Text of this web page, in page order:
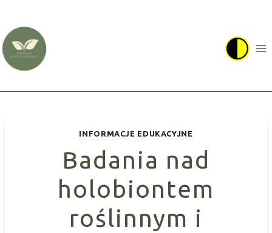
treści
INFORMACJE EDUKACYJNE
Badania nad
holobiontem
roślinnym i